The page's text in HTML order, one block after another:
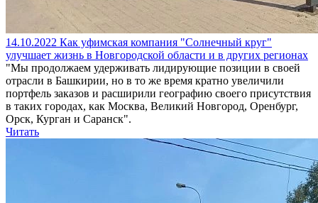
14.10.2022 Как уфимская компания "Солнечный круг"
улучшает жизнь в Новгородской области и в других регионах
"Мы продолжаем удерживать лидирующие позиции в своей
отрасли в Башкирии, но в то же время кратно увеличили
портфель заказов и расширили географию своего присутствия
в таких городах, как Москва, Великий Новгород, Оренбург,
Орск, Курган и Саранск".
Читать